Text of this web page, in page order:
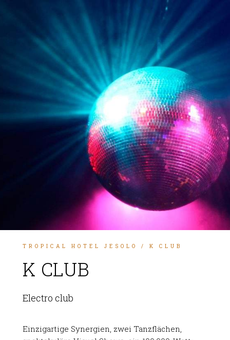
ENGLISH
FRANÇAIS
ITALIANO
TROPICAL HOTEL JESOLO / K CLUB
K CLUB
Electro club
Einzigartige Synergien, zwei Tanzflächen,